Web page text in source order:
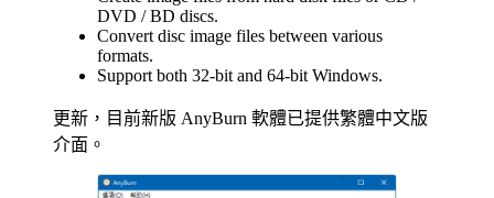
DVD / BD discs.
Convert disc image files between various
formats.
Support both 32-bit and 64-bit Windows.
更新，目前新版 AnyBurn 軟體已提供繁體中文版
介面。